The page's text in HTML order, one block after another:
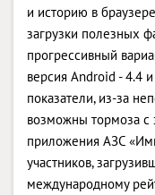
и историю в
загрузки полезных
прогрессивный
версия Android - 4.4
показатели, из-за
возможны тормоза с
приложения АЗС
участников,
международному